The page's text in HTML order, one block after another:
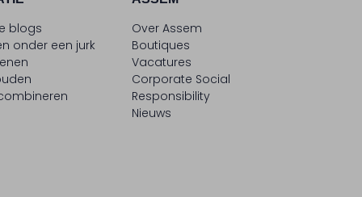
blogs
onder een jurk
Over Assem
Boutiques
Vacatures
Corporate Social
Responsibility
Nieuws